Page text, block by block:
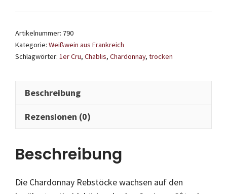
Cru
de
Artikelnummer: 790
Kategorie: Weißwein aus Frankreich
Schlagwörter: 1er Cru, Chablis, Chardonnay, trocken
Beschreibung
Rezensionen (0)
Beschreibung
Die Chardonnay Rebstöcke wachsen auf den